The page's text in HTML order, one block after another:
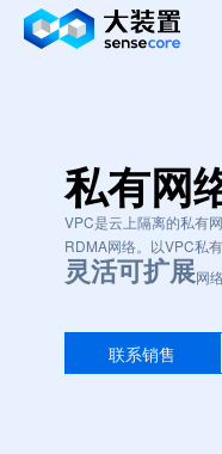
私有网
VPC是云上隔离的私有
RDMA网络。以VPC私
灵活可扩展网
联系销售